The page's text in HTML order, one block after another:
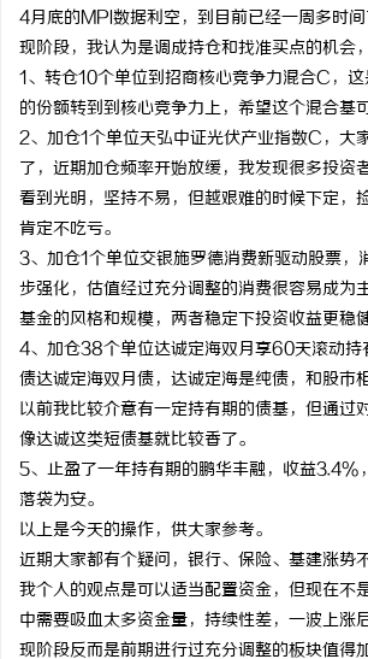
4月底的MPI数据利空，到目前已经一周多时
现阶段，我认为是调成持仓和找准买点的机会
1、转仓10个单位到招商核心竞争力混合C，
的份额转到到核心竞争力上，希望这个混合
2、加仓1个单位天弘中证光伏产业指数C，大
了，近期加仓频率开始放缓，我发现很多投
看到光明，坚持不易，但越艰难的时候下定，
肯定不吃亏。
3、加仓1个单位交银施罗德消费新驱动股票
步强化，估值经过充分调整的消费很容易成为
基金的风格和规模，两者稳定下投资收益更
4、加仓38个单位达诚定海双月享60天滚动持
债达诚定海双月债，达诚定海是纯债，和股市
以前我比较介意有一定持有期的债基，但通
像达诚这类短债基就比较香了。
5、止盈了一年持有期的鹏华丰融，收益3.4%
落袋为安。
以上是今天的操作，供大家参考。
近期大家都有个疑问，银行、保险、基建涨势
我个人的观点是可以适当配置资金，但现在
中需要吸血太多资金量，持续性差，一波上涨
现阶段反而是前期进行过充分调整的板块值
汉配眼镜 上海配眼镜